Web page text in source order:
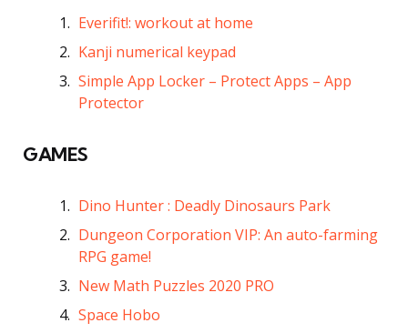
Everifit!: workout at home
Kanji numerical keypad
Simple App Locker – Protect Apps – App
Protector
GAMES
Dino Hunter : Deadly Dinosaurs Park
Dungeon Corporation VIP: An auto-farming
RPG game!
New Math Puzzles 2020 PRO
Space Hobo